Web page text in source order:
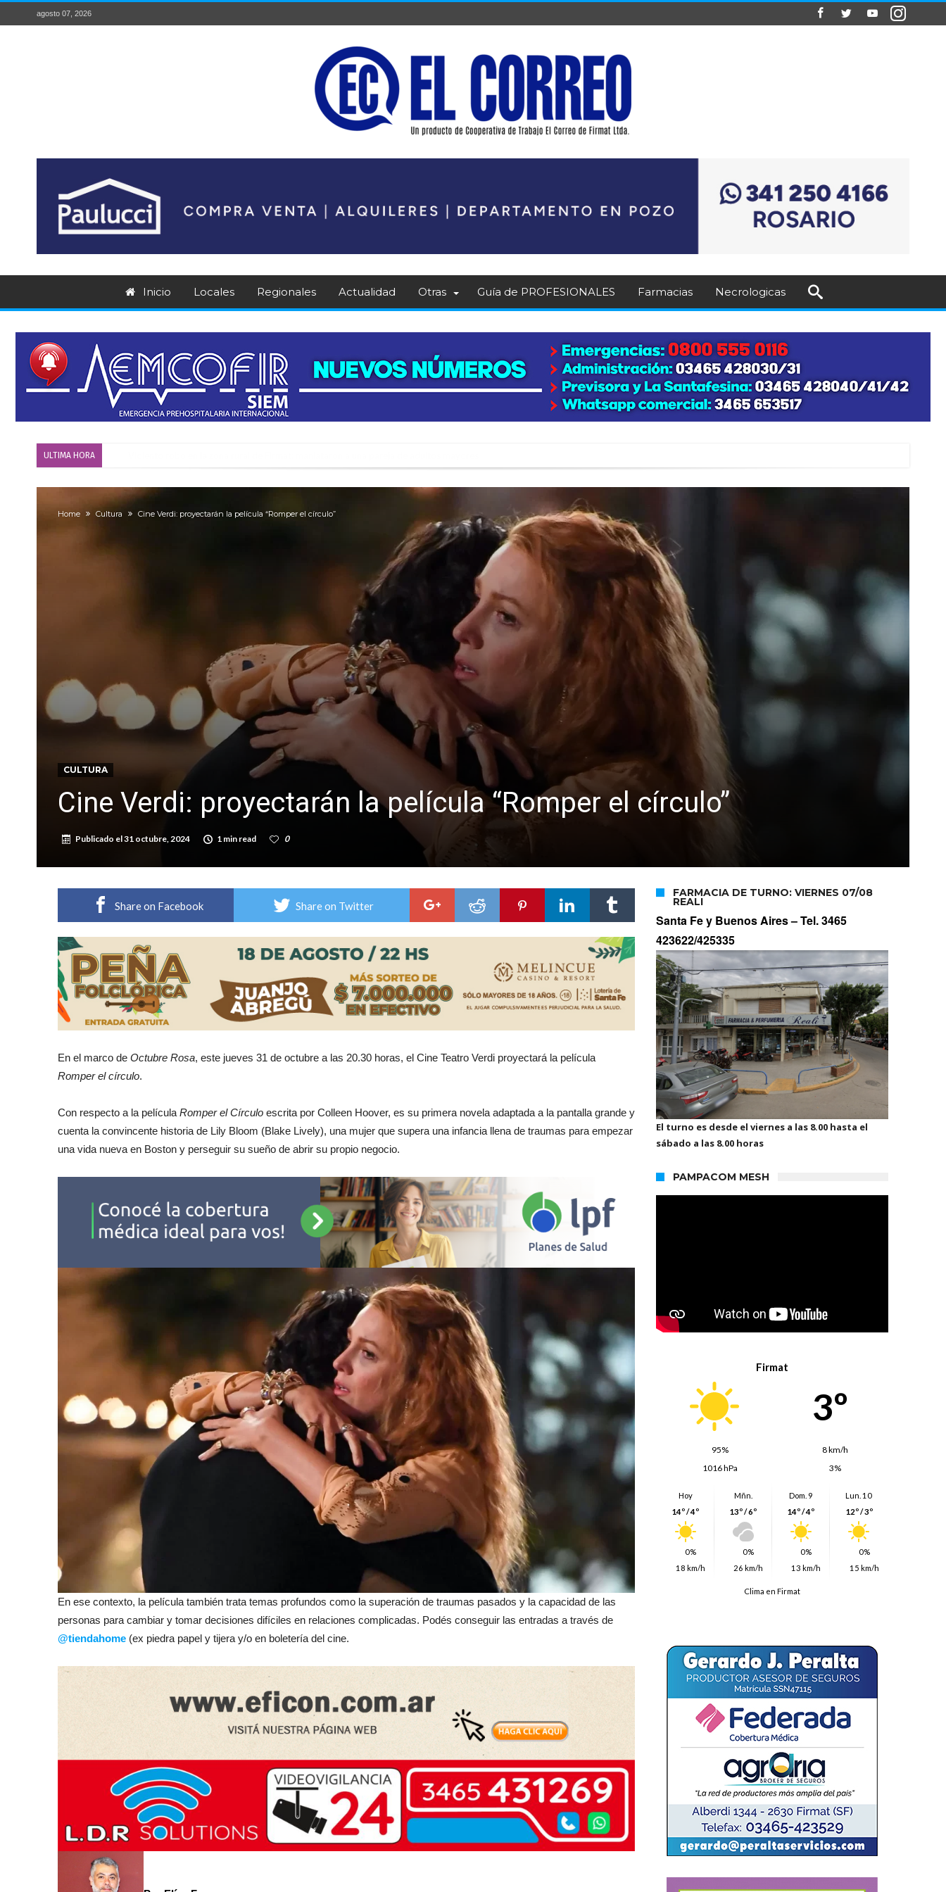
agosto 07, 2026
Inicio Locales Regionales Actualidad Otras Guía de PROFESIONALES Farmacias Necrologicas
ULTIMA HORA
Firmat: “Codo a codo” lanza una campaña de recolección de golosinas para agasajar a los niños en su día
Vuelve el básquet: este viernes arranca el Clausura con agenda confirmada y planteles renovados
Alerta meteorológico: el SMN advierte por tormentas fuertes y ráfagas que podrían superar los 80 km/h
¿Llega un “Súper Niño”?: De Benedictis aclara los mitos y analiza el impacto real en la región
Cañada del Ucle se prepara para la 5ª edición de la Expo Dose
Distinguieron a Ramiro Maldonado, el campeón juvenil de malambo de Los Quirquinchos
Villada: evalúan obras preventivas ante posibles lluvias intensas
Home Cultura Cine Verdi: proyectarán la película “Romper el círculo”
CULTURA
Cine Verdi: proyectarán la película “Romper el círculo”
Publicado el31 octubre, 2024 1 min read 0
Share on Facebook Share on Twitter
En el marco de Octubre Rosa, este jueves 31 de octubre a las 20.30 horas, el Cine Teatro Verdi proyectará la película
Romper el círculo.
Con respecto a la película Romper el Círculo escrita por Colleen Hoover, es su primera novela adaptada a la pantalla grande y
cuenta la convincente historia de Lily Bloom (Blake Lively), una mujer que supera una infancia llena de traumas para empezar
una vida nueva en Boston y perseguir su sueño de abrir su propio negocio.
En ese contexto, la película también trata temas profundos como la superación de traumas pasados y la capacidad de las
personas para cambiar y tomar decisiones difíciles en relaciones complicadas. Podés conseguir las entradas a través de
@tiendahome (ex piedra papel y tijera y/o en boletería del cine.
FARMACIA DE TURNO: VIERNES 07/08
REALI
Santa Fe y Buenos Aires –Tel. 3465
423622/425335
El turno es desde el viernes a las 8.00 hasta el
sábado a las 8.00 horas
PAMPACOM MESH
Firmat
3º
95%
8 km/h
1016 hPa
3%
Hoy
14º / 4º
0%
18 km/h
Mñn.
13º / 6º
0%
26 km/h
Dom. 9
14º / 4º
0%
13 km/h
Lun. 10
12º / 3º
0%
15 km/h
Clima en Firmat